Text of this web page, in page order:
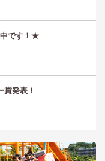
中です！★
賞発表！